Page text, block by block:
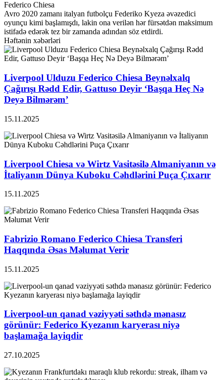
Federico Chiesa
Avro 2020 zamanı italyan futbolçu Federiko Kyeza əvəzedici
oyunçu kimi başlamışdı, lakin ona verilən hər fürsətdən maksimum
istifadə edərək tez bir zamanda adından söz etdirdi.
Həftənin xəbərləri
Liverpool Ulduzu Federico Chiesa Beynəlxalq
Çağırışı Rədd Edir, Gattuso Deyir ‘Başqa Heç Nə
Deyə Bilmərəm’
15.11.2025
Liverpool Chiesa və Wirtz Vasitəsilə Almaniyanın və
İtaliyanın Dünya Kuboku Cəhdlərini Puça Çıxarır
15.11.2025
Fabrizio Romano Federico Chiesa Transferi
Haqqında Əsas Məlumat Verir
15.11.2025
Liverpool-un qanad vəziyyəti səthdə mənasız
görünür: Federico Kyezanın karyerası niyə
başlamağa layiqdir
27.10.2025